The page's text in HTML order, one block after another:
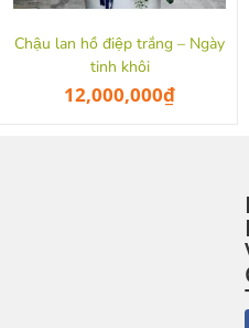
Chậu lan hồ điệp trắng – Ngày
tinh khôi
12,000,000₫